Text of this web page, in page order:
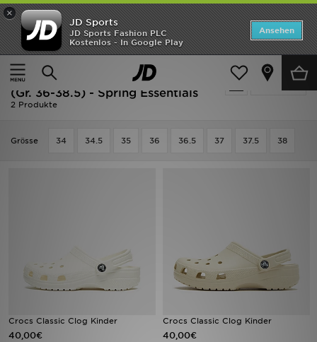
×
JD Sports
JD Sports Fashion PLC
Kostenlos - In Google Play
Ansehen
Startseite
Kinder Schuhe Jugendliche (Gr. 36-38.5)
verfeinern
Weiss Crocs Schuhe Jugendliche
(Gr. 36-38.5) - Spring Essentials
2 Produkte
Grӧsse 34 34.5 35 36 36.5 37 37.5 38
Crocs Classic Clog Kinder
40,00€
Crocs Classic Clog Kinder
40,00€
Startseite
ANGEBOTE
Marken
JD Exklusives
Fußball